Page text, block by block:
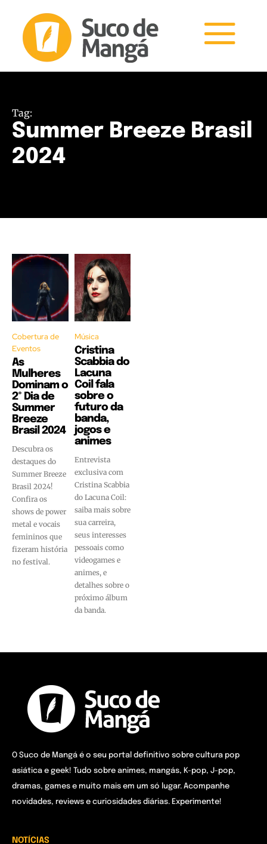
Tag:
Summer Breeze Brasil
2024
Cobertura de
Eventos
As
Mulheres
Dominam o
2º Dia de
Summer
Breeze
Brasil 2024
Descubra os
destaques do
Summer Breeze
Brasil 2024!
Confira os
shows de power
metal e vocais
femininos que
fizeram história
no festival.
Música
Cristina
Scabbia do
Lacuna
Coil fala
sobre o
futuro da
banda,
jogos e
animes
Entrevista
exclusiva com
Cristina Scabbia
do Lacuna Coil:
saiba mais sobre
sua carreira,
seus interesses
pessoais como
videogames e
animes, e
detalhes sobre o
próximo álbum
da banda.
O Suco de Mangá é o seu portal definitivo sobre cultura pop
asiática e geek! Tudo sobre animes, mangás, K-pop, J-pop,
dramas, games e muito mais em um só lugar. Acompanhe
novidades, reviews e curiosidades diárias. Experimente!
NOTÍCIAS